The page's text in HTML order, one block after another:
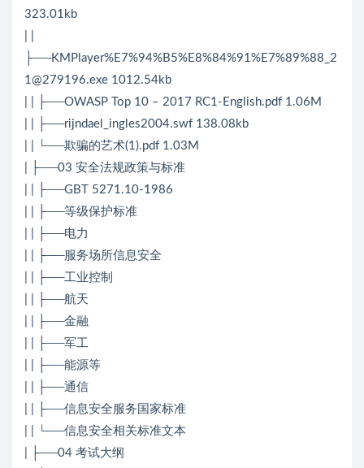
323.01kb
├──KMPlayer%E7%94%B5%E8%84%91%E7%89%88_2
1@279196.exe 1012.54kb
| | ├──OWASP Top 10 – 2017 RC1-English.pdf 1.06M
| | ├──rijndael_ingles2004.swf 138.08kb
| | └──欺骗的艺术(1).pdf 1.03M
| ├──03 安全法规政策与标准
| | ├──GBT 5271.10-1986
| | ├──等级保护标准
| | ├──电力
| | ├──服务场所信息安全
| | ├──工业控制
| | ├──航天
| | ├──金融
| | ├──军工
| | ├──能源等
| | ├──通信
| | ├──信息安全服务国家标准
| | └──信息安全相关标准文本
| ├──04 考试大纲